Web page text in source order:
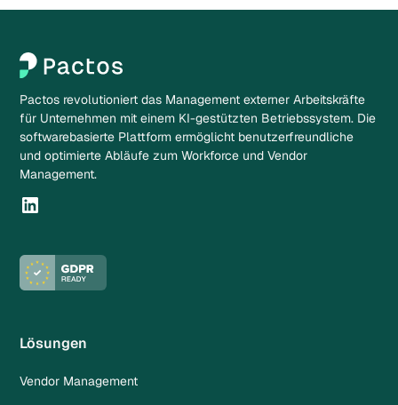
Pactos revolutioniert das Management externer Arbeitskräfte
für Unternehmen mit einem KI-gestützten Betriebssystem. Die
softwarebasierte Plattform ermöglicht benutzerfreundliche
und optimierte Abläufe zum Workforce und Vendor
Management.
Lösungen
Vendor Management